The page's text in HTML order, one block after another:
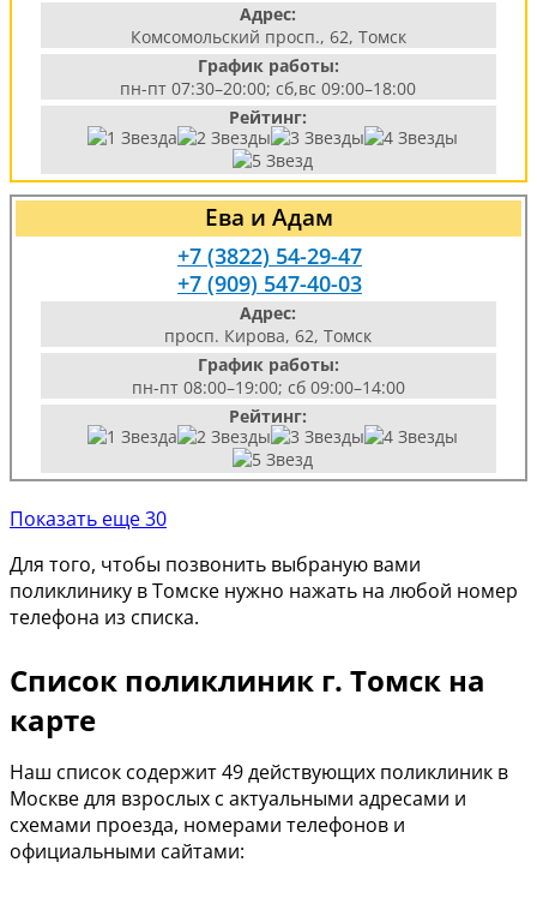
Адрес:
Комсомольский просп., 62, Томск
График работы:
пн-пт 07:30–20:00; сб,вс 09:00–18:00
Рейтинг:
Ева и Адам
+7 (3822) 54-29-47
+7 (909) 547-40-03
Адрес:
просп. Кирова, 62, Томск
График работы:
пн-пт 08:00–19:00; сб 09:00–14:00
Рейтинг:
Показать еще 30
Для того, чтобы позвонить выбраную вами
поликлинику в Томске нужно нажать на любой номер
телефона из списка.
Список поликлиник г. Томск на
карте
Наш список содержит 49 действующих поликлиник в
Москве для взрослых с актуальными адресами и
схемами проезда, номерами телефонов и
официальными сайтами: